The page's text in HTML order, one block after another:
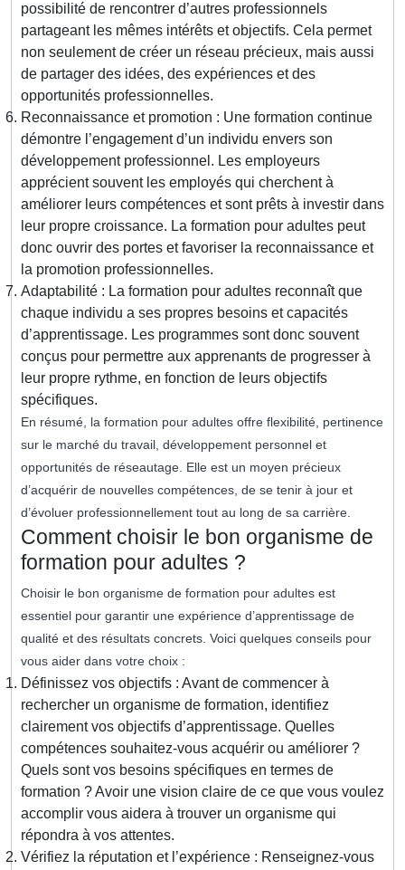
possibilité de rencontrer d’autres professionnels
partageant les mêmes intérêts et objectifs. Cela permet
non seulement de créer un réseau précieux, mais aussi
de partager des idées, des expériences et des
opportunités professionnelles.
Reconnaissance et promotion : Une formation continue
démontre l’engagement d’un individu envers son
développement professionnel. Les employeurs
apprécient souvent les employés qui cherchent à
améliorer leurs compétences et sont prêts à investir dans
leur propre croissance. La formation pour adultes peut
donc ouvrir des portes et favoriser la reconnaissance et
la promotion professionnelles.
Adaptabilité : La formation pour adultes reconnaît que
chaque individu a ses propres besoins et capacités
d’apprentissage. Les programmes sont donc souvent
conçus pour permettre aux apprenants de progresser à
leur propre rythme, en fonction de leurs objectifs
spécifiques.
En résumé, la formation pour adultes offre flexibilité, pertinence
sur le marché du travail, développement personnel et
opportunités de réseautage. Elle est un moyen précieux
d’acquérir de nouvelles compétences, de se tenir à jour et
d’évoluer professionnellement tout au long de sa carrière.
Comment choisir le bon organisme de
formation pour adultes ?
Choisir le bon organisme de formation pour adultes est
essentiel pour garantir une expérience d’apprentissage de
qualité et des résultats concrets. Voici quelques conseils pour
vous aider dans votre choix :
Définissez vos objectifs : Avant de commencer à
rechercher un organisme de formation, identifiez
clairement vos objectifs d’apprentissage. Quelles
compétences souhaitez-vous acquérir ou améliorer ?
Quels sont vos besoins spécifiques en termes de
formation ? Avoir une vision claire de ce que vous voulez
accomplir vous aidera à trouver un organisme qui
répondra à vos attentes.
Vérifiez la réputation et l’expérience : Renseignez-vous